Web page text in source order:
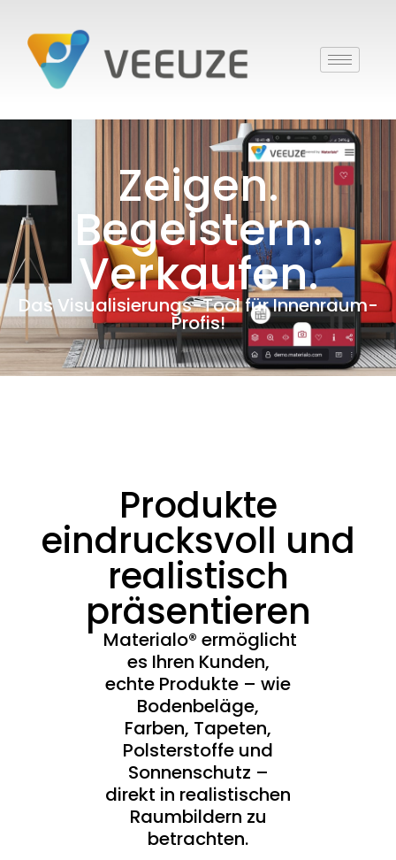
Zeigen.
Begeistern.
Verkaufen.
Das Visualisierungs-Tool für Innenraum-
Profis!
Produkte
eindrucksvoll und
realistisch
präsentieren
Materialo® ermöglicht
es Ihren Kunden,
echte Produkte – wie
Bodenbeläge,
Farben, Tapeten,
Polsterstoffe und
Sonnenschutz –
direkt in realistischen
Raumbildern zu
betrachten.